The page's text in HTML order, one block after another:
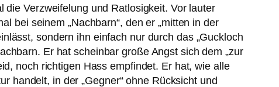
Verzweifelung und Ratlosigkeit. Vor lauter
bei seinem „Nachbarn“, den er „mitten in der
sondern ihn einfach nur durch das „Guckloch
Er hat scheinbar große Angst sich dem „zur
noch richtigen Hass empfindet. Er hat, wie alle
handelt, in der „Gegner“ ohne Rücksicht und